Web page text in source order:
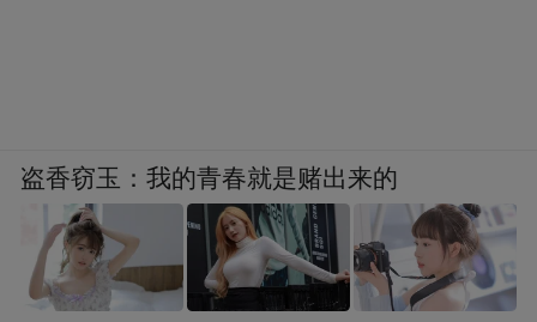
盗香窃玉：我的青春就是赌出来的